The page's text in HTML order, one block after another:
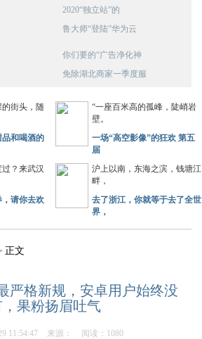
2020“独立站”的
鲁大师“登陆”华为云
你们要的“广告净化神
免除湖北商家一季度服
街头，随
和喝酒的
“一座百米高的孤峰，陡峭岩
壁。
一场“高空影像”的狂欢 第五
届
？来武汉
，请你去欢
沪上以南，东海之滨，钱塘江
畔，
去了浙江，你就等于去了全世
界，
正文
严格新规，安卓用户始终没
果粉扬眉吐气
11:54:47 来源： 阅读：1080